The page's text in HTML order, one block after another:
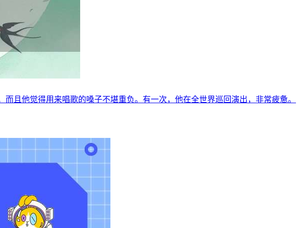
且他觉得用来唱歌的嗓子不堪重负。有一次，他在全世界巡回演出，非常疲惫。